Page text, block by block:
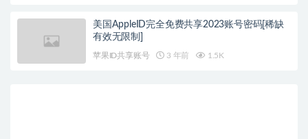
美国AppleID完全免费共享2023账号密码[稀缺
有效无限制]
苹果ID共享账号 3 年前 1.5K